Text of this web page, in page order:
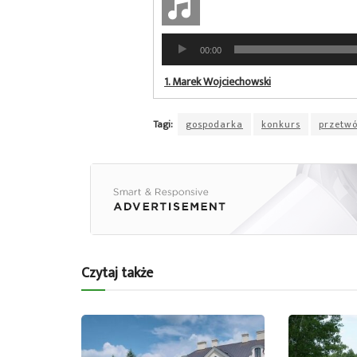
Odtwarzacz
plików
dźwiękowych
00:00
1.Marek Wojciechowski
Tagi: gospodarka konkurs
Czytaj także